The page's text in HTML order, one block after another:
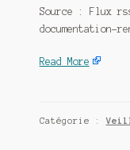
Source : Flux
documentation-
Read More
Catégorie :